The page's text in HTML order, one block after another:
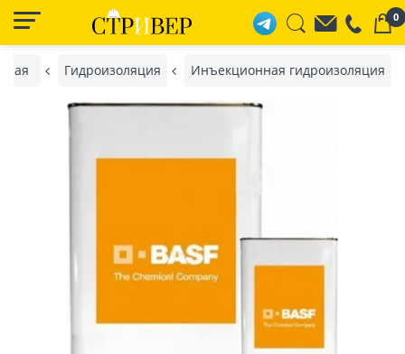
0
Гидроизоляция Инъекционная гидроизоляция